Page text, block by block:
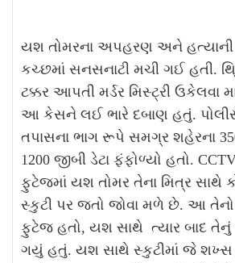
યશ તોમરના અપહરણ અને હત્યાની
કચ્છમાં સનસનાટી મચી ગઈ હતી.
ટક્કર આપતી મર્ડર મિસ્ટ્રી ઉકેલવા
આ કેસને લઈ ભારે દબાણ હતું.
તપાસના ભાગ રૂપે સમગ્ર શહેરના 350
1200 જીબી ડેટા ફંફોળ્યો હતો.
ફુટેજમાં યશ તોમર તેના મિત્ર
સ્કુટી પર જતો જોવા મળે છે. આ તેનો
ફુટેજ હતો, યશ સાથે ત્યાર બાદ
ગયું હતું. યશ સાથે સ્કુટીમાં જે શખ્સ